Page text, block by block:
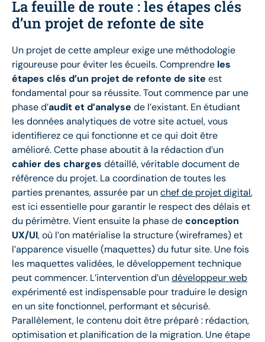
La feuille de route : les étapes clés
d’un projet de refonte de site
Un projet de cette ampleur exige une méthodologie
rigoureuse pour éviter les écueils. Comprendre les
étapes clés d’un projet de refonte de site est
fondamental pour sa réussite. Tout commence par une
phase d’audit et d’analyse de l’existant. En étudiant
les données analytiques de votre site actuel, vous
identifierez ce qui fonctionne et ce qui doit être
amélioré. Cette phase aboutit à la rédaction d’un
cahier des charges détaillé, véritable document de
référence du projet. La coordination de toutes les
parties prenantes, assurée par unchef de projet digital,
est ici essentielle pour garantir le respect des délais et
du périmètre. Vient ensuite la phase deconception
UX/UI, où l’on matérialise la structure (wireframes) et
l’apparence visuelle (maquettes) du futur site. Une fois
les maquettes validées, le développement technique
peut commencer. L’intervention d’undéveloppeur web
expérimenté est indispensable pour traduire le design
en un site fonctionnel, performant et sécurisé.
Parallèlement, le contenu doit être préparé : rédaction,
optimisation et planification de la migration. Une étape